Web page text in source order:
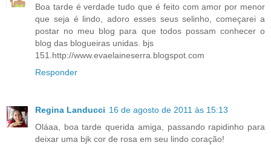
Boa tarde é verdade tudo que é feito com amor por menor
que seja é lindo, adoro esses seus selinho, começarei a
postar no meu blog para que todos possam conhecer o
blog das blogueiras unidas. bjs
151.http://www.evaelaineserra.blogspot.com
Responder
Regina Landucci 16 de agosto de 2011 às 15:13
Oláaa, boa tarde querida amiga, passando rapidinho para
deixar uma bjk cor de rosa em seu lindo coração!